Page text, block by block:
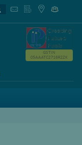
GSTIN
05AAATC2716R2ZK